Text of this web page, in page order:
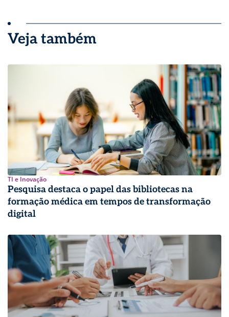
Veja também
TI e Inovação
Pesquisa destaca o papel das bibliotecas na
formação médica em tempos de transformação
digital